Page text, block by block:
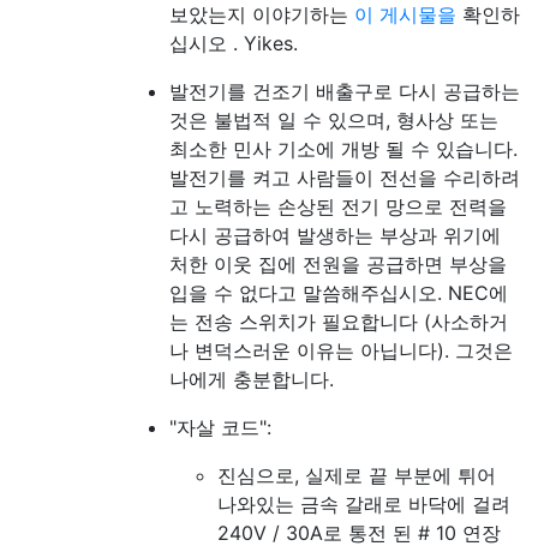
보았는지 이야기하는 이 게시물을 확인하
십시오 . Yikes.
발전기를 건조기 배출구로 다시 공급하는
것은 불법적 일 수 있으며, 형사상 또는
최소한 민사 기소에 개방 될 수 있습니다.
발전기를 켜고 사람들이 전선을 수리하려
고 노력하는 손상된 전기 망으로 전력을
다시 공급하여 발생하는 부상과 위기에
처한 이웃 집에 전원을 공급하면 부상을
입을 수 없다고 말씀해주십시오. NEC에
는 전송 스위치가 필요합니다 (사소하거
나 변덕스러운 이유는 아닙니다). 그것은
나에게 충분합니다.
"자살 코드":
진심으로, 실제로 끝 부분에 튀어
나와있는 금속 갈래로 바닥에 걸려
240V / 30A로 통전 된 # 10 연장